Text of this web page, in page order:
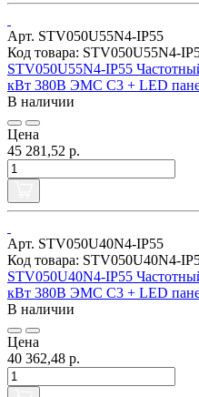
Арт. STV050U55N4-IP55
Код товара: STV050U55N4-
STV050U55N4-IP55
кВт 380В ЭМС С3 + LED
В наличии
Цена
45 281,52 р.
Арт. STV050U40N4-IP55
Код товара: STV050U40N4-
STV050U40N4-IP55
кВт 380В ЭМС С3 + LED
В наличии
Цена
40 362,48 р.